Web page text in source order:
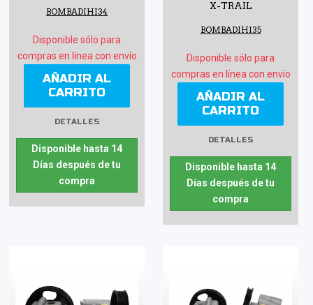
BOMBADIHI34
Disponible sólo para
compras en línea con envío
AÑADIR AL
CARRITO
DETALLES
Disponible hasta 14
Días después de tu
compra
X-TRAIL
BOMBADIHI35
Disponible sólo para
compras en línea con envío
AÑADIR AL
CARRITO
DETALLES
Disponible hasta 14
Días después de tu
compra